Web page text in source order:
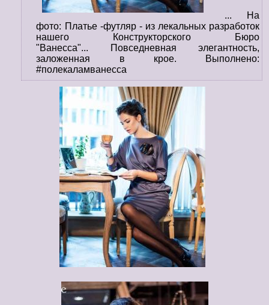
... На
фото: Платье -футляр - из лекальных разработок
нашего Конструкторского Бюро
"Ванесса"... Повседневная элегантность,
заложенная в крое. Выполнено:
#полекаламванесса